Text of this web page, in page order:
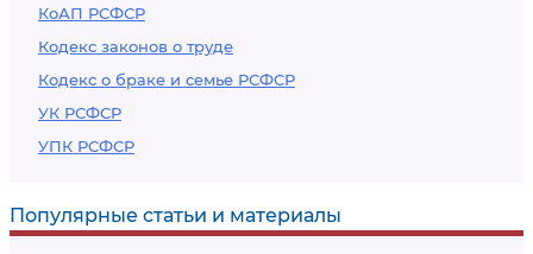
КоАП РСФСР
Кодекс законов о труде
Кодекс о браке и семье РСФСР
УК РСФСР
УПК РСФСР
Популярные статьи и материалы